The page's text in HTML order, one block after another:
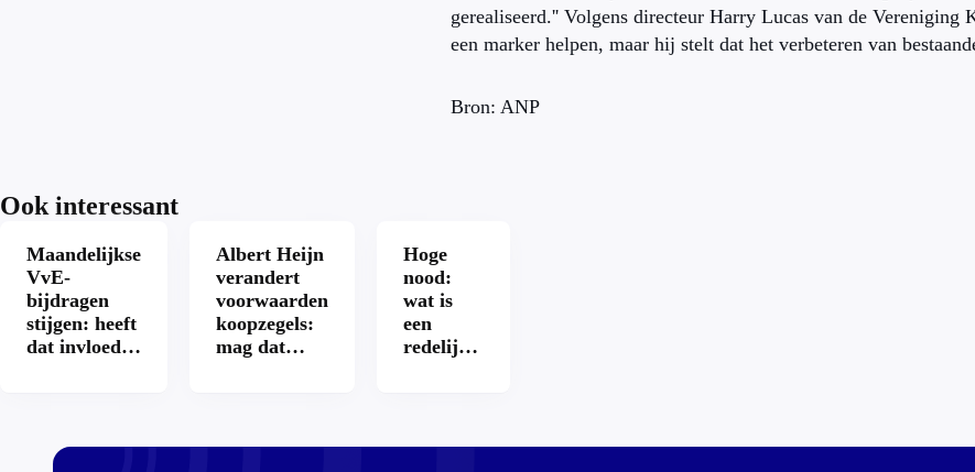
gerealiseerd.'' Volgens directeur Harry Lucas van de Vereniging
een marker helpen, maar hij stelt dat het verbeteren van
Bron: ANP
Ook interessant
Maandelijkse
VvE-
bijdragen
stijgen: heeft
dat invloed
Albert Heijn
verandert
voorwaarden
koopzegels:
mag dat
Hoge
nood:
wat is
een
redelijke